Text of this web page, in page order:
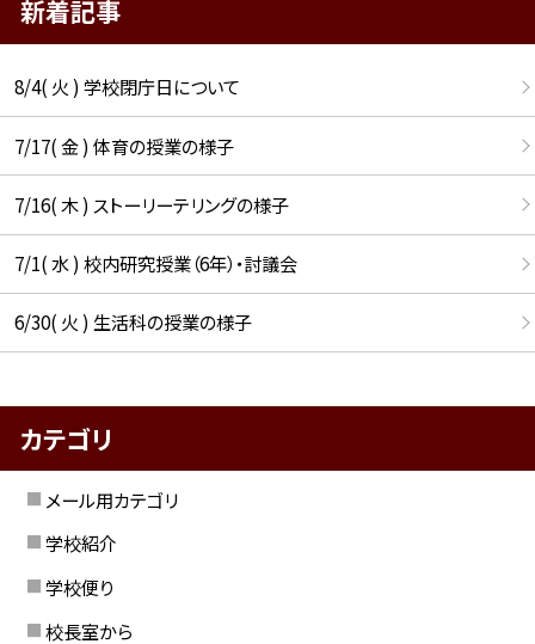
新着記事
8/4( 火 ) 学校閉庁日について
7/17( 金 ) 体育の授業の様子
7/16( 木 ) ストーリーテリングの様子
7/1( 水 ) 校内研究授業（6年）・討議会
6/30( 火 ) 生活科の授業の様子
カテゴリ
メール用カテゴリ
学校紹介
学校便り
校長室から